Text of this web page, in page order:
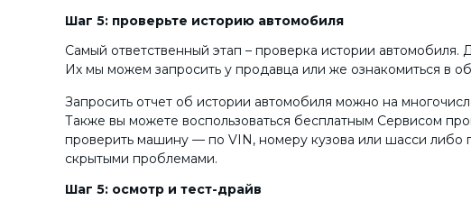
Шаг 5: проверьте историю автомобиля
Самый ответственный этап – проверка истории
Их мы можем запросить у продавца или же ознакомиться в
Запросить отчет об истории автомобиля можно на
Также вы можете воспользоваться бесплатным Сервисом
проверить машину — по VIN, номеру кузова или шасси
скрытыми проблемами.
Шаг 5: осмотр и тест-драйв